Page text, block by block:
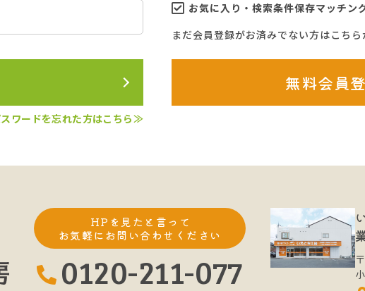
ワードを忘れた方はこちら≫
お気に入り・検索条件保存マッチン
まだ会員登録がお済みでない方はこちら
無料会員
HPを見たと言って
お気軽にお問い合わせください
0120-211-077